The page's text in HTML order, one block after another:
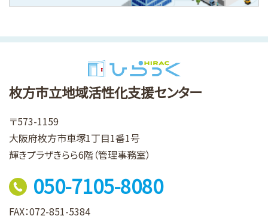
枚方市立地域活性化支援センター
〒573-1159
大阪府枚方市車塚1丁目1番1号
輝きプラザきらら6階（管理事務室）
050-7105-8080
FAX：072-851-5384